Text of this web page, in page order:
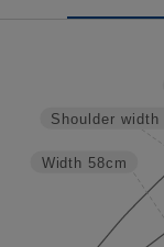
Width 58cm
Shoulder width